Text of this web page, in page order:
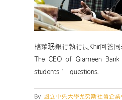
格萊珉銀行執行長Khir回答同
The CEO of Grameen
students’ questions.
By 國立中央大學尤努斯社會企業